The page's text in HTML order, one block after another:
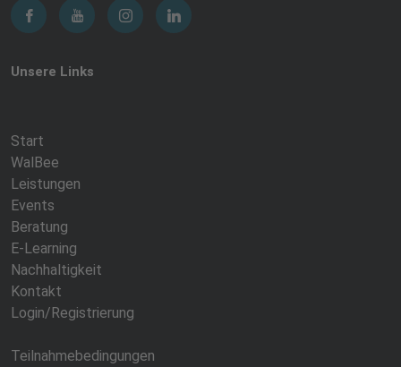
Unsere Links
Start
WalBee
Leistungen
Events
Beratung
E-Learning
Nachhaltigkeit
Kontakt
Login/Registrierung
Teilnahmebedingungen